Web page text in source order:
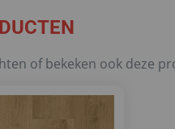
of bekeken ook deze